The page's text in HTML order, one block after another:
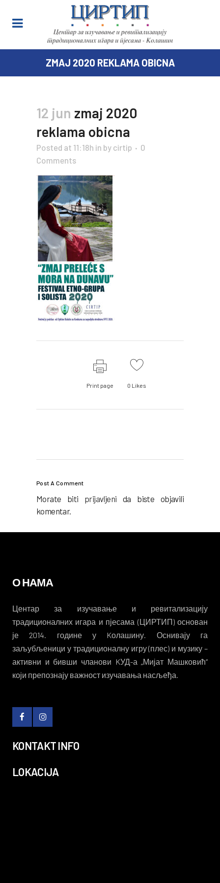
ZMAJ 2020 REKLAMA OBICNA
12 jun zmaj 2020
reklama obicna
Posted at 11:18h in by cirtip
0
Comments
Print page 0 Likes
Post A Comment
Morate biti prijavljeni da biste objavili
komentar.
О НАМА
Центар за изучавање и ревитализацију
традиционалних игара и пјесама (ЦИРТИП) основан
је 2014. године у Kолашину. Оснивају га
заљубљеници у традиционалну игру (плес) и музику –
активни и бивши чланови KУД-а „Мијат Машковић“
који препознају важност изучавања насљеђа.
KONTAKT INFO
LOKACIJA